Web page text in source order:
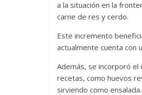
a la situación en la
carne de res y cerdo.
Este incremento
actualmente cuenta con
Además, se incorporó
recetas, como huevos
sirviendo como